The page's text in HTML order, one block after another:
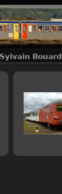
Sylvain Bouard